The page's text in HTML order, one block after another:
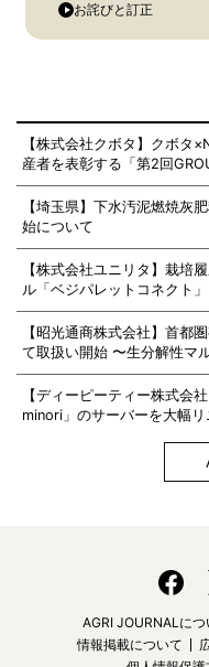
お詫びと訂正
【株式会社クボタ】クボ
産者を表彰する「第2回
【埼玉県】下水汚泥燃焼灰
始について
【株式会社ユニリタ】栽培
ル「ベジパレットコネクト
【昭光通商株式会社】首都
て取扱い開始 〜生分解性マ
【ディーピーティー株式会
minori」のサーバーを大幅
AGRI JOURNALにつ
情報掲載について